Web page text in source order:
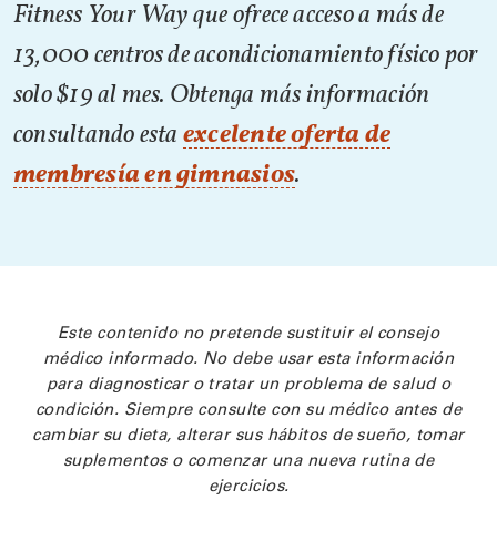
Fitness Your Way que ofrece acceso a más de
13,000 centros de acondicionamiento físico por
solo $19 al mes. Obtenga más información
consultando esta excelente oferta de
membresía en gimnasios.
Este contenido no pretende sustituir el consejo
médico informado. No debe usar esta información
para diagnosticar o tratar un problema de salud o
condición. Siempre consulte con su médico antes de
cambiar su dieta, alterar sus hábitos de sueño, tomar
suplementos o comenzar una nueva rutina de
ejercicios.